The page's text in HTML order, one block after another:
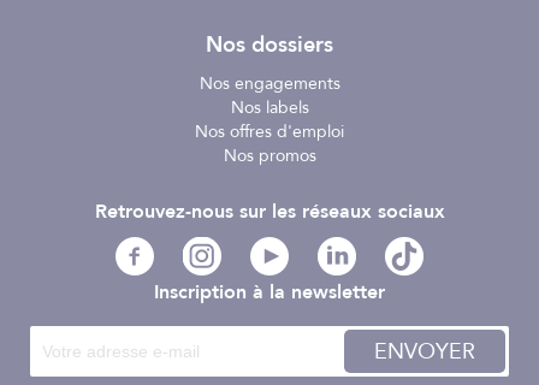
Nos dossiers
Nos engagements
Nos labels
Nos offres d'emploi
Nos promos
Inscription à la newsletter
ENVOYER
Retrouvez-nous sur les réseaux sociaux